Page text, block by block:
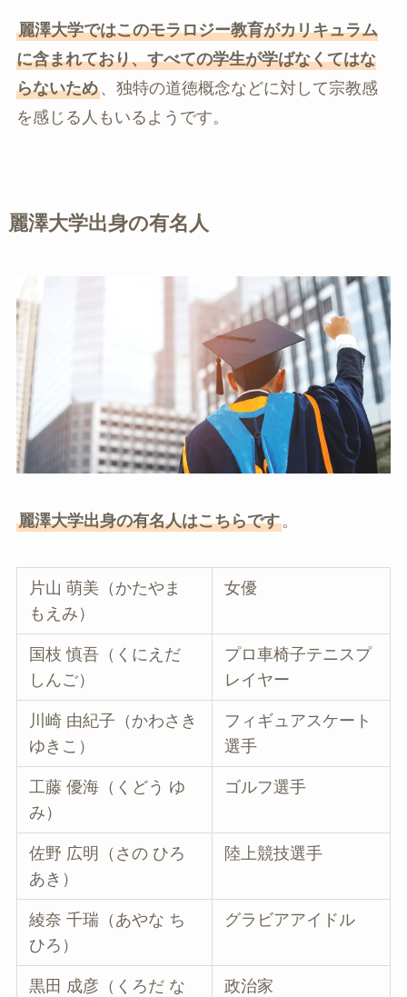
麗澤大学ではこのモラロジー教育がカリキュラム
に含まれており、すべての学生が学ばなくてはな
らないため、独特の道徳概念などに対して宗教感
を感じる人もいるようです。
麗澤大学出身の有名人
麗澤大学出身の有名人はこちらです。
片山 萌美（かたやま
もえみ）
女優
国枝 慎吾（くにえだ
しんご）
プロ車椅子テニスプ
レイヤー
川崎 由紀子（かわさき
ゆきこ）
フィギュアスケート
選手
工藤 優海（くどう ゆ
み）
ゴルフ選手
佐野 広明（さの ひろ
あき）
陸上競技選手
綾奈 千瑞（あやな ち
ひろ）
グラビアアイドル
黒田 成彦（くろだ な
政治家